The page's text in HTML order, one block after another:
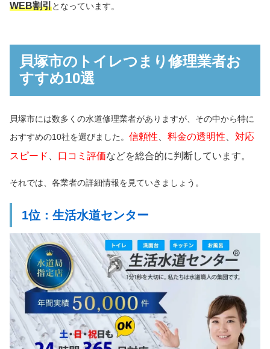
WEB割引となっています。
貝塚市のトイレつまり修理業者お
すすめ10選
貝塚市には数多くの水道修理業者がありますが、その中から特に
おすすめの10社を選びました。 信頼性 料金の透明性
対応
スピード
口コミ評価などを総合的に判断しています。
それでは、各業者の詳細情報を見ていきましょう。
1位：生活水道センター